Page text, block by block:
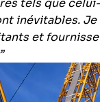
tels que
inévitables.
et